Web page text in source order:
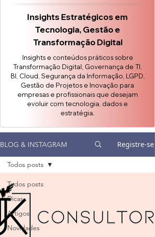
Insights Estratégicos em
Tecnologia, Gestão e
Transformação Digital
Insights e conteúdos práticos sobre
Transformação Digital, Governança de TI,
BI, Cloud, Segurança da Informação, LGPD,
Gestão de Projetos e Inovação para
empresas e profissionais que desejam
evoluir com tecnologia, dados e
estratégia.
BLOG & INSTAGRAM Registre-se
Todos posts
Dicas
Artigos
Novidades
Todos posts